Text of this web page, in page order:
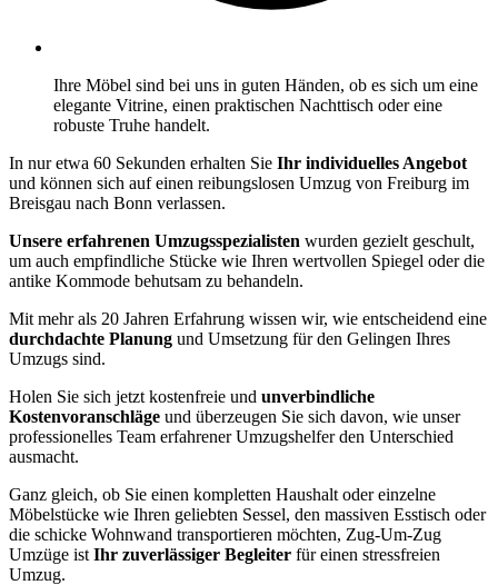
Ihre Möbel sind bei uns in guten Händen, ob es sich um eine
elegante Vitrine, einen praktischen Nachttisch oder eine
robuste Truhe handelt.
In nur etwa 60 Sekunden erhalten Sie Ihr individuelles Angebot
und können sich auf einen reibungslosen Umzug von Freiburg im
Breisgau nach Bonn verlassen.
Unsere erfahrenen Umzugsspezialisten wurden gezielt geschult,
um auch empfindliche Stücke wie Ihren wertvollen Spiegel oder die
antike Kommode behutsam zu behandeln.
Mit mehr als 20 Jahren Erfahrung wissen wir, wie entscheidend eine
durchdachte Planung und Umsetzung für den Gelingen Ihres
Umzugs sind.
Holen Sie sich jetzt kostenfreie und unverbindliche
Kostenvoranschläge und überzeugen Sie sich davon, wie unser
professionelles Team erfahrener Umzugshelfer den Unterschied
ausmacht.
Ganz gleich, ob Sie einen kompletten Haushalt oder einzelne
Möbelstücke wie Ihren geliebten Sessel, den massiven Esstisch oder
die schicke Wohnwand transportieren möchten, Zug-Um-Zug
Umzüge ist Ihr zuverlässiger Begleiter für einen stressfreien
Umzug.